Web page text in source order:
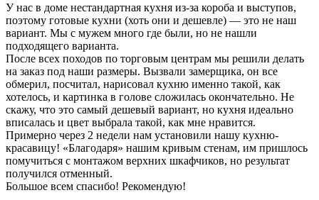
У нас в доме нестандартная кухня из-за короба и выступов,
поэтому готовые кухни (хоть они и дешевле) — это не наш
вариант. Мы с мужем много где были, но не нашли
подходящего варианта.
После всех походов по торговым центрам мы решили делать
на заказ под наши размеры. Вызвали замерщика, он все
обмерил, посчитал, нарисовал кухню именно такой, как
хотелось, и картинка в голове сложилась окончательно. Не
скажу, что это самый дешевый вариант, но кухня идеально
вписалась и цвет выбрала такой, как мне нравится.
Примерно через 2 недели нам установили нашу кухню-
красавицу! «Благодаря» нашим кривым стенам, им пришлось
помучиться с монтажом верхних шкафчиков, но результат
получился отменный.
Большое всем спасибо! Рекомендую!